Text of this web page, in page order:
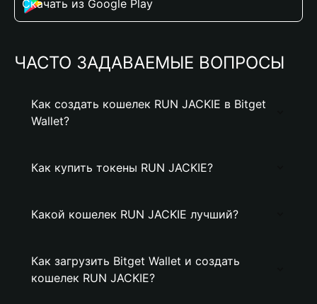
Скачать из Google Play
ЧАСТО ЗАДАВАЕМЫЕ ВОПРОСЫ
Как создать кошелек RUN JACKIE в Bitget
Wallet?
Как купить токены RUN JACKIE?
Какой кошелек RUN JACKIE лучший?
Как загрузить Bitget Wallet и создать
кошелек RUN JACKIE?